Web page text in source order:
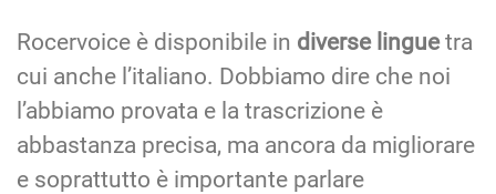
Rocervoice è disponibile in diverse linguetra
cui anche l’italiano. Dobbiamo dire che noi
l’abbiamo provata e la trascrizione è
abbastanza precisa, ma ancora da migliorare
e soprattutto è importante parlare